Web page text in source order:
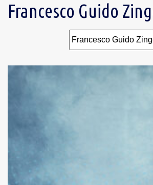
Francesco Guido